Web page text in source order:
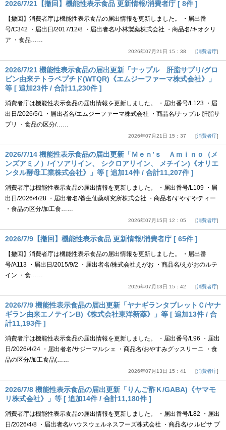
2026/7/21【撤回】機能性表示食品 更新情報/消費者庁 [ 8件 ]
【撤回】消費者庁は機能性表示食品の届出情報を更新しました。 ・届出番
号/C342 ・届出日/2017/12/8 ・届出者名/小林製薬株式会社 ・商品名/キオクリ
ア ・食品……
2026年07月21日 15：38 消費者庁
2026/7/21 機能性表示食品の届出更新「ナップル 肝脂サプリ/グロ
ビン由来テトラペプチド(WTQR)《エムジーファーマ株式会社》」
等 [ 追加23件 / 合計11,230件 ]
消費者庁は機能性表示食品の届出情報を更新しました。 ・届出番号/L123 ・届
出日/2026/5/1 ・届出者名/エムジーファーマ株式会社 ・商品名/ナップル 肝脂サ
プリ ・食品の区分/……
2026年07月21日 15：37 消費者庁
2026/7/14 機能性表示食品の届出更新「Ｍｅｎ’ｓ Ａｍｉｎｏ（メ
ンズアミノ）/イソアリイン、 シクロアリイン、 メチイン)《オリエ
ンタル酵母工業株式会社》」等 [ 追加14件 / 合計11,207件 ]
消費者庁は機能性表示食品の届出情報を更新しました。 ・届出番号/L109 ・届
出日/2026/4/28 ・届出者名/養生仙薬研究所株式会社 ・商品名/すやすやティー
・食品の区分/加工食……
2026年07月15日 12：05 消費者庁
2026/7/9【撤回】機能性表示食品 更新情報/消費者庁 [ 65件 ]
【撤回】消費者庁は機能性表示食品の届出情報を更新しました。 ・届出番
号/A113 ・届出日/2015/9/2 ・届出者名/株式会社えがお ・商品名/えがおのルテ
イン ・食……
2026年07月13日 15：42 消費者庁
2026/7/9 機能性表示食品の届出更新「ヤナギランタブレットＣ/ヤナ
ギラン由来エノテインB)《株式会社東洋新薬》」等 [ 追加13件 / 合
計11,193件 ]
消費者庁は機能性表示食品の届出情報を更新しました。 ・届出番号/L96 ・届出
日/2026/4/24 ・届出者名/サジーマルシェ ・商品名/おやすみグッスリーニ ・食
品の区分/加工食品(……
2026年07月13日 15：41 消費者庁
2026/7/8 機能性表示食品の届出更新「りんご酢Ｋ/GABA)《ヤマモ
リ株式会社》」等 [ 追加14件 / 合計11,180件 ]
消費者庁は機能性表示食品の届出情報を更新しました。 ・届出番号/L82 ・届出
日/2026/4/8 ・届出者名/ハウスウェルネスフーズ株式会社 ・商品名/クルビサ プ